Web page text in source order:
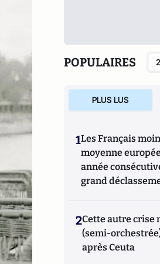
POPULAIRES
PLUS LUS
1Les Français
moyenne
année
grand
2Cette autre crise
(semi-
après Ceuta